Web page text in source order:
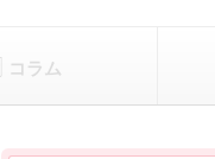
コラム